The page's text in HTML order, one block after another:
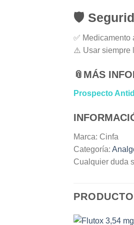
🛡️
✅ Medicamento
⚠️ Usar siempre
📎 MÁS
Prospecto
Marca: Cinfa
Categoría:
Cualquier duda